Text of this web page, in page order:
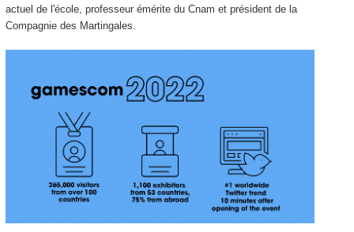
actuel de l'école, professeur émérite du Cnam et président de la
Compagnie des Martingales.